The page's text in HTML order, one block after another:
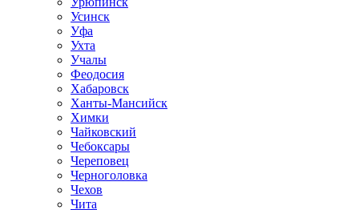
Усинск
Уфа
Ухта
Учалы
Феодосия
Хабаровск
Ханты-Мансийск
Химки
Чайковский
Чебоксары
Череповец
Черноголовка
Чехов
Чита